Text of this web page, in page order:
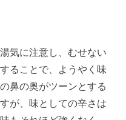
気に注意し、むせない
ることで、ようやく味
鼻の奥がツーンとする
が、味としての辛さは